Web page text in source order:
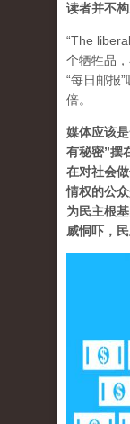
读者并不
“The
个牺牲品
“每日邮报
倍。
媒体应该
有秘密”摆
在对社会
情权的公
为民主根
威恫吓，